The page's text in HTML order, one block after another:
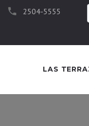
2504-5555
LAS